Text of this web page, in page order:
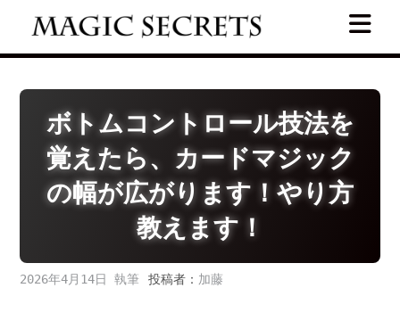
ボトムコントロール技法を
覚えたら、カードマジック
の幅が広がります！やり方
教えます！
2026年4月14日 投稿者： 加藤